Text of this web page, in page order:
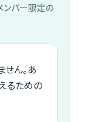
ンバー限定の
ん。あ
るための